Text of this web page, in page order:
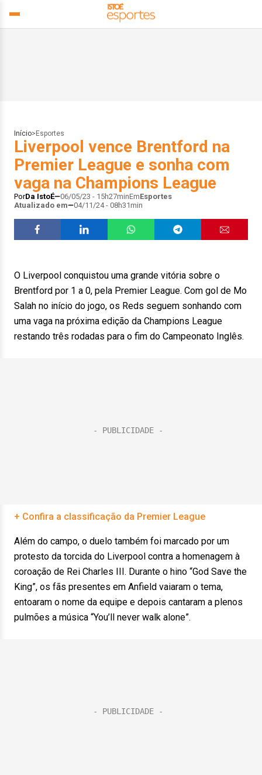
Início> Esportes
Liverpool vence Brentford na
Premier League e sonha com
vaga na Champions League
PorDa IstoÉ 06/05/23 - 15h27minEmEsportes
Atualizado em
04/11/24 - 08h31min
O Liverpool conquistou uma grande vitória sobre o
Brentford por 1 a 0, pela Premier League. Com gol de Mo
Salah no início do jogo, os Reds seguem sonhando com
uma vaga na próxima edição da Champions League
restando três rodadas para o fim do Campeonato Inglês.
+ Confira a classificação da Premier League
Além do campo, o duelo também foi marcado por um
protesto da torcida do Liverpool contra a homenagem à
coroação de Rei Charles III. Durante o hino “God Save the
King”, os fãs presentes em Anfield vaiaram o tema,
entoaram o nome da equipe e depois cantaram a plenos
pulmões a música “You’ll never walk alone”.